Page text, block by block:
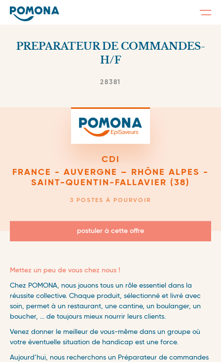
PREPARATEUR DE COMMANDES-
H/F
28381
CDI
FRANCE - AUVERGNE – RHÔNE ALPES -
SAINT-QUENTIN-FALLAVIER (38)
3 POSTES À POURVOIR
postuler à cette offre
Mettez un peu de vous chez nous !
Chez POMONA, nous jouons tous un rôle essentiel dans la
réussite collective. Chaque produit, sélectionné et livré avec
soin, permet à un restaurant, une cantine, un boulanger, un
boucher, … de toujours mieux nourrir leurs clients.
Venez donner le meilleur de vous-même dans un groupe où
votre éventuelle situation de handicap est une force.
Aujourd’hui, nous recherchons un Préparateur de commandes